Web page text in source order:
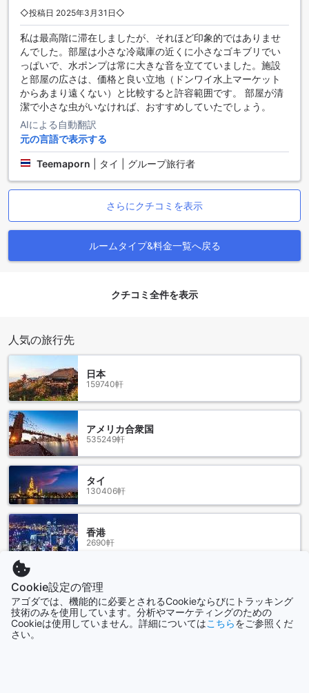
ルー26に到着します。タクシーは空港の公式カウンターから
手配でき、快適な乗車で目的地まで直接向かえます。一方、
ドンムアン空港からは、バスやタクシーを利用してナコンパ
トム市内を経由し、約1時間半で到着可能です。どちらの空港
も、事前に交通手段を手配しておくとスムーズに移動できま
す。
ブルー26周辺の魅力的なランドマークとアトラクション
ブルー26はナコンパトムの便利なロケーションに位置し、周
辺には多彩な観光スポットや施設が点在しています。特に、
独特な建築と神秘的な雰囲気を持つワットサンプランは訪れ
る価値のある寺院であり、タイの歴史と文化に触れることが
な宗教的な場所であり、静かな時間を過ごすのに理想的なス
ポットです。これらの寺院は、タイの伝統と精神性を感じさ
ブルー26周辺のおすすめレストラン
ブルー26の周辺には、多彩なグルメスポットが点在していま
ヒーを楽しめます。ちょっとした軽食や地元の味を堪能した
い方には、RIVA Floating Cafe（レストラン）やJSM、Nai
chickenやGood Mood House Cafe @ Phutthamonthon Sai 7
では、地元の料理や創作料理を楽しめます。AoywaanやBaan
Rom Mai Sai Nam Restaurantも、訪れる価値のあるレストラ
ンです。多彩な料理と温かいおもてなしが、滞在をより素敵
なものにしてくれるでしょう。
ブルー26周辺のショッピングランドマーク
ブルー26の周辺には、ショッピングや地元のグルメを楽しめ
る魅力的なスポットが点在しています。まず、セントラルプ
ラザ サラヤは、ファッション、アクセサリー、家電製品など
多彩な店舗が揃い、ショッピングの楽しみを満喫できます。
また、地元の味を堪能できるDon Wai Marketは、新鮮な海鮮
やタイの伝統的な屋台料理が並び、地元の文化と味覚を体験
できる絶好の場所です。これらのランドマークは、ブルー26
からアクセスしやすく、旅の思い出をより豊かに彩ります。
ブルー26の料金はナコンパトムの平均よりお得です
ブルー26の客室料金は、1泊あたりわずか0ドルから25ドルと
◇投稿日 2025年3月31日◇
私は最高階に滞在しましたが、それほど印象的ではありませ
んでした。部屋は小さな冷蔵庫の近くに小さなゴキブリでい
っぱいで、水ポンプは常に大きな音を立てていました。施設
と部屋の広さは、価格と良い立地（ドンワイ水上マーケット
からあまり遠くない）と比較すると許容範囲です。 部屋が清
潔で小さな虫がいなければ、おすすめしていたでしょう。
AIによる自動翻訳
元の言語で表示する
Teemaporn タイ | グループ旅行者
さらにクチコミを表示
ルームタイプ&料金一覧へ戻る
クチコミ全件を表示
人気の旅行先
日本
159740軒
アメリカ合衆国
535249軒
タイ
130406軒
香港
2690軒
シンガポール
1506軒
Cookie設定の管理
アゴダでは、機能的に必要とされるCookieならびにトラッキング
技術のみを使用しています。分析やマーケティングのための
Cookieは使用していません。詳細についてはこちらをご参照くだ
さい。